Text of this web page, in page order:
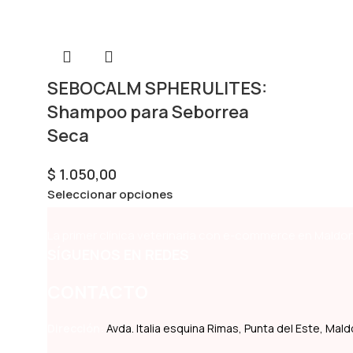
SEBOCALM SPHERULITES:
Shampoo para Seborrea
Seca
$ 1.050,00
Seleccionar opciones
Avda. Italia esquina Rimas, Punta del Este,